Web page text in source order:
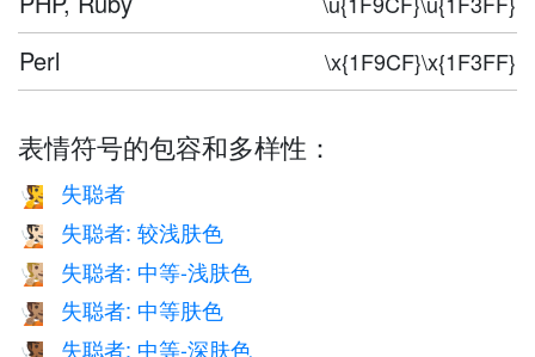
Perl \x{1F9CF}\x{1F3FF}
表情符号的包容和多样性：
🧏 失聪者
🧏🏻 失聪者: 较浅肤色
🧏🏼 失聪者: 中等-浅肤色
🧏🏽 失聪者: 中等肤色
失聪者: 中等-深肤色